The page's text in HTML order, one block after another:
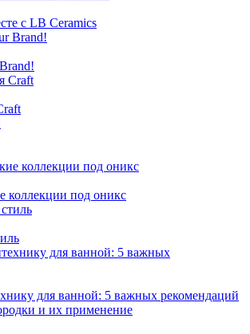
с LB Ceramics
под оникс
для ванной: 5 важных рекомендаций